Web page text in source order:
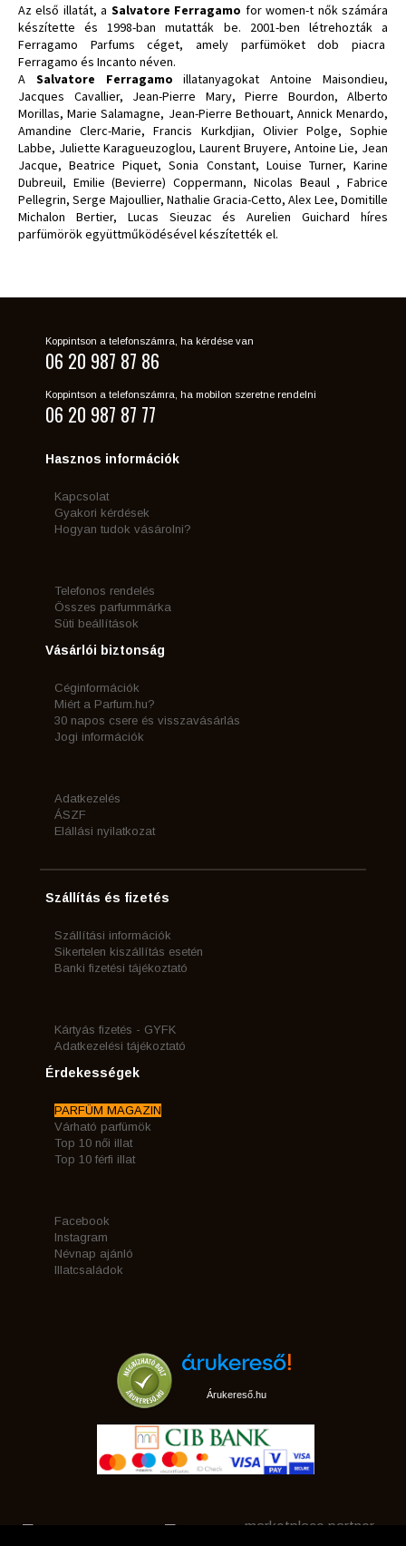
Az első illatát, a Salvatore Ferragamo for women-t nők számára
készítette és 1998-ban mutatták be. 2001-ben létrehozták a
Ferragamo Parfums céget, amely parfümöket dob piacra
Ferragamo és Incanto néven.
A Salvatore Ferragamo illatanyagokat Antoine Maisondieu,
Jacques Cavallier, Jean-Pierre Mary, Pierre Bourdon, Alberto
Morillas, Marie Salamagne, Jean-Pierre Bethouart, Annick Menardo,
Amandine Clerc-Marie, Francis Kurkdjian, Olivier Polge, Sophie
Labbe, Juliette Karagueuzoglou, Laurent Bruyere, Antoine Lie, Jean
Jacque, Beatrice Piquet, Sonia Constant, Louise Turner, Karine
Dubreuil, Emilie (Bevierre) Coppermann, Nicolas Beaul , Fabrice
Pellegrin, Serge Majoullier, Nathalie Gracia-Cetto, Alex Lee, Domitille
Michalon Bertier, Lucas Sieuzac és Aurelien Guichard híres
parfümörök együttműködésével készítették el.
Koppintson a telefonszámra, ha kérdése van
06 20 987 87 86
Koppintson a telefonszámra, ha mobilon szeretne rendelni
06 20 987 87 77
Hasznos információk
Kapcsolat
Gyakori kérdések
Hogyan tudok vásárolni?
Telefonos rendelés
Összes parfummárka
Süti beállítások
Vásárlói biztonság
Céginformációk
Miért a Parfum.hu?
30 napos csere és visszavásárlás
Jogi információk
Adatkezelés
ÁSZF
Elállási nyilatkozat
Szállítás és fizetés
Szállítási információk
Sikertelen kiszállítás esetén
Banki fizetési tájékoztató
Kártyás fizetés - GYFK
Adatkezelési tájékoztató
Érdekességek
PARFÜM MAGAZIN
Várható parfümök
Top 10 női illat
Top 10 férfi illat
Facebook
Instagram
Névnap ajánló
Illatcsaládok
Árukereső.hu
marketplace partner